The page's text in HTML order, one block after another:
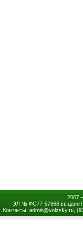
2007
ЭЛ № ФС77-57666 выдано
Контакты: admin@volzsky.ru,